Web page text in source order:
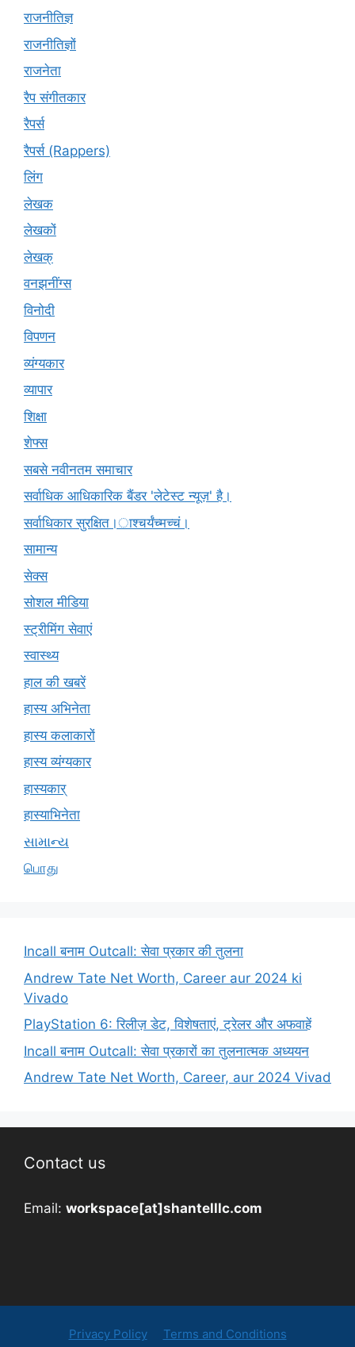
राजनीतिज्ञ
राजनीतिज्ञों
राजनेता
रैप संगीतकार
रैपर्स
रैपर्स (Rappers)
लिंग
लेखक
लेखकों
लेखक्
वनझनींग्स
विनोदी
विपणन
व्यंग्यकार
व्यापार
शिक्षा
शेफ्स
सबसे नवीनतम समाचार
सर्वाधिक आधिकारिक बैंडर 'लेटेस्ट न्यूज़' है।
सर्वाधिकार सुरक्षित।ाश्चर्यंच्मच्चं।
सामान्य
सेक्स
सोशल मीडिया
स्ट्रीमिंग सेवाएं
स्वास्थ्य
हाल की खबरें
हास्य अभिनेता
हास्य कलाकारों
हास्य व्यंग्यकार
हास्यकार्
हास्याभिनेता
સામાન્ય
பொது
Incall बनाम Outcall: सेवा प्रकार की तुलना
Andrew Tate Net Worth, Career aur 2024 ki
Vivado
PlayStation 6: रिलीज़ डेट, विशेषताएं, ट्रेलर और अफवाहें
Incall बनाम Outcall: सेवा प्रकारों का तुलनात्मक अध्ययन
Andrew Tate Net Worth, Career, aur 2024 Vivad
Contact us
Email: workspace[at]shantelllc.com
Privacy Policy Terms and Conditions